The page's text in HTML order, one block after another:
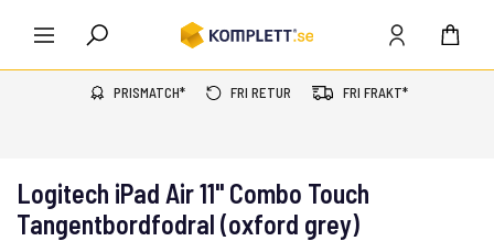
PRISMATCH* FRI RETUR FRI FRAKT*
Logitech iPad Air 11" Combo Touch
Tangentbordfodral (oxford grey)